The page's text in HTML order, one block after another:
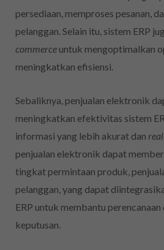
persediaan, memproses pesanan,
pelanggan. Selain itu, sistem ERP
commerce untuk mengoptimalkan
meningkatkan efisiensi.
Sebaliknya, penjualan elektronik
meningkatkan efektivitas sistem
informasi yang lebih akurat dan
penjualan elektronik dapat
tingkat permintaan produk,
pelanggan, yang dapat
ERP untuk membantu
keputusan.